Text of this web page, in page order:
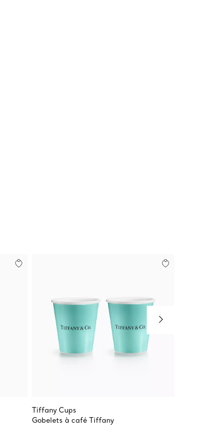
Tiffany Cups
Gobelets à café Tiffany